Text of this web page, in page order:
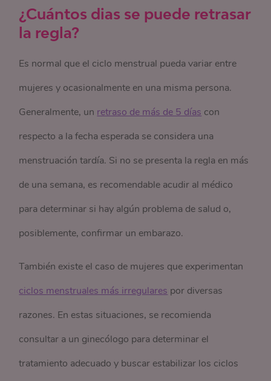
¿Cuántos dias se puede retrasar
la regla?
Es normal que el ciclo menstrual pueda variar entre
mujeres y ocasionalmente en una misma persona.
Generalmente, un retraso de más de 5 días con
respecto a la fecha esperada se considera una
menstruación tardía. Si no se presenta la regla en más
de una semana, es recomendable acudir al médico
para determinar si hay algún problema de salud o,
posiblemente, confirmar un embarazo.
También existe el caso de mujeres que experimentan
ciclos menstruales más irregulares por diversas
razones. En estas situaciones, se recomienda
consultar a un ginecólogo para determinar el
tratamiento adecuado y buscar estabilizar los ciclos